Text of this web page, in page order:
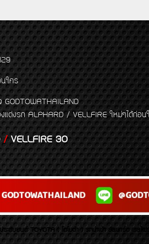
นใคร
งแต่งรถ ALPHARD / VELLFIRE ใหม่ๆได้ก่อน
/VELLFIRE 30
ดับยนต์ TOYOTA ( โตโยต้า ) รถนำเข้า อัลพาร์ด เวลไฟร์